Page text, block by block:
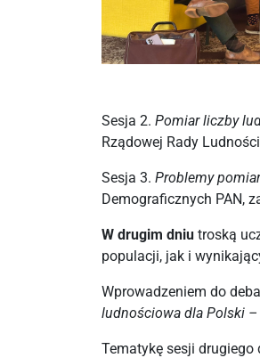
Sesja 2. Pomiar liczby
Rządowej Rady
Sesja 3. Problemy
Demograficznych PAN,
W drugim dniu troską
populacji, jak i
Wprowadzeniem do
ludnościowa dla Polski –
Tematykę sesji